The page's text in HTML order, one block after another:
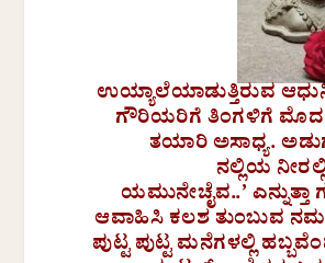
ಉಯ್ಯಾಲೆಯಾಡುತ್ತಿರುವ
ಗೌರಿಯರಿಗೆ ತಿಂಗಳಿಗೆ
ತಯಾರಿ ಅಸಾಧ್ಯ.
ನಲ್ಲಿಯ
ಯಮುನೇಚೈವ..’ ಎನ್ನುತ್ತಾ
ಆವಾಹಿಸಿ ಕಲಶ ತುಂಬುವ
ಪುಟ್ಟ ಪುಟ್ಟ ಮನೆಗಳಲ್ಲಿ